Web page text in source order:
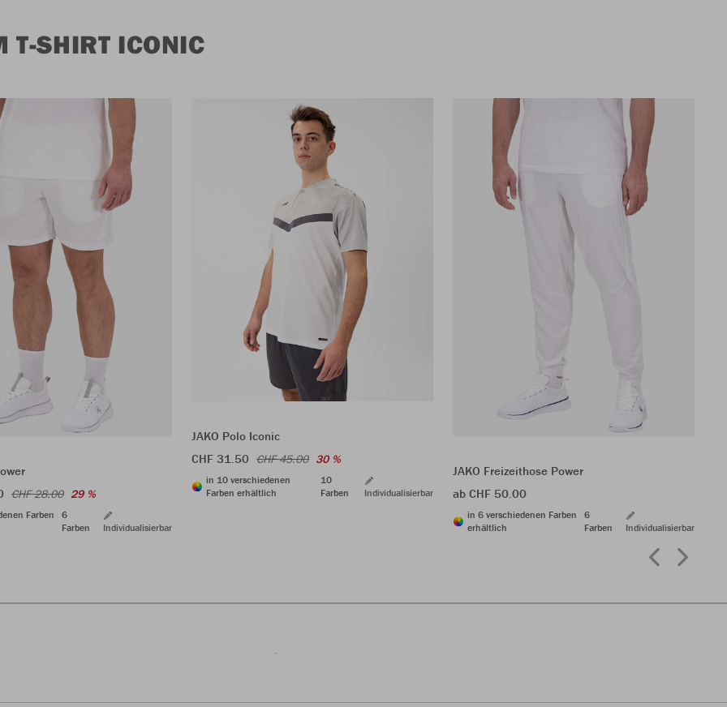
T-SHIRT ICONIC
CHF 28.00 29 %
Farben
6
Farben
Individualisierbar
JAKO Polo Iconic
CHF 31.50 CHF 45.00 30 %
in 10 verschiedenen
Farben erhältlich
10
Farben
Individualisierbar
JAKO Freizeithose Power
ab CHF 50.00
in 6 verschiedenen Farben
erhältlich
6
Farben
Individualisierbar